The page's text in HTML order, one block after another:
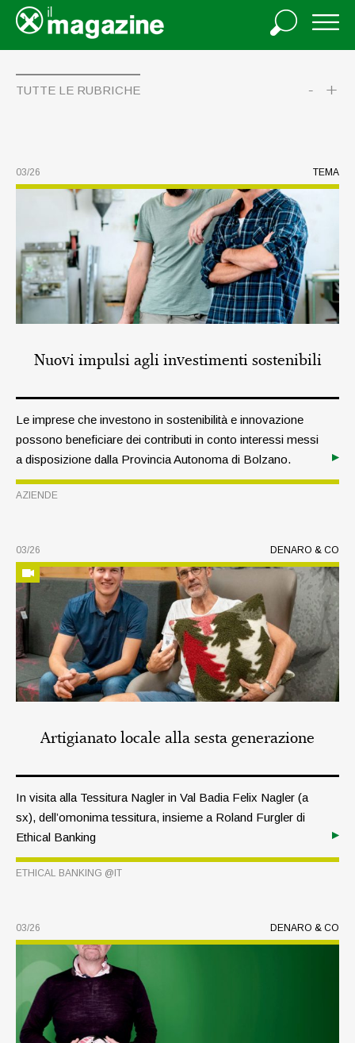
- +
TUTTE LE RUBRICHE
TEMA
03/26
Nuovi impulsi agli investimenti sostenibili
Le imprese che investono in sostenibilità e innovazione
possono beneficiare dei contributi in conto interessi messi
a disposizione dalla Provincia Autonoma di Bolzano.
L’obiettivo è duplice: rafforzare la competitività delle
aziende e favorire la tutela dell’ambiente.
AZIENDE
DENARO & CO
03/26
Artigianato locale alla sesta generazione
In visita alla Tessitura Nagler in Val Badia Felix Nagler (a
sx), dell’omonima tessitura, insieme a Roland Furgler di
Ethical Banking
ETHICAL BANKING @IT
DENARO & CO
03/26